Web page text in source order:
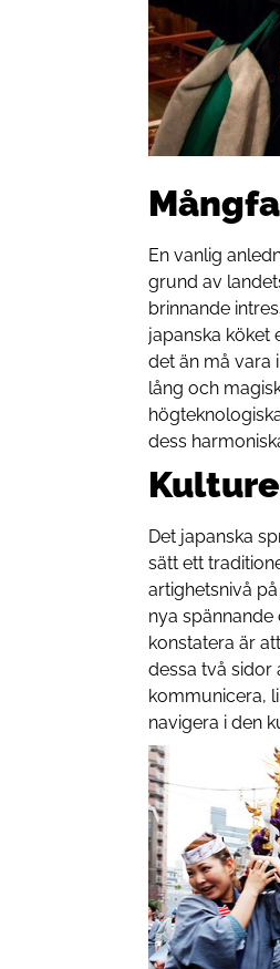
En vanlig
grund av
brinnande
japanska köket
det än må vara
lång och
dess
Det japanska
sätt ett
artighetsnivå
nya
konstatera är
dessa två sidor
kommunicera,
navigera i den